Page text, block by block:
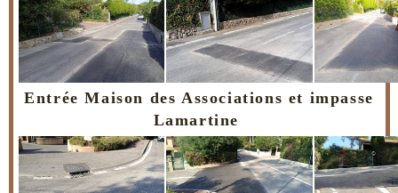
Entrée Maison des Associations et impasse
Lamartine